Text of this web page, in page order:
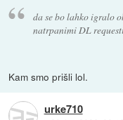
da se bo lahko igralo
natrpanimi DL
Kam smo prišli lol.
urke710